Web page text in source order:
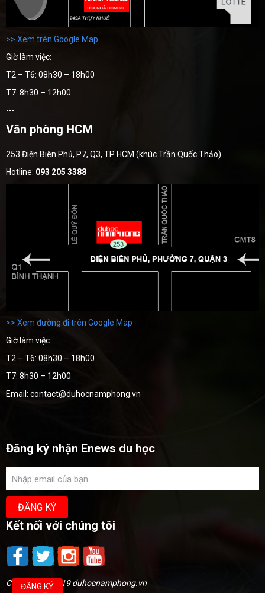
>> Xem trên Google Map
Giờ làm việc:
T2 – T6: 08h30 – 18h00
T7: 8h30 – 12h00
---
Văn phòng HCM
253 Điện Biên Phủ, P7, Q3, TP HCM (khúc Trần Quốc Thảo)
Hotline: 093 205 3388
>> Xem đường đi trên Google Map
Giờ làm việc:
T2 – T6: 08h30 – 18h00
T7: 8h30 – 12h00
Email: contact@duhocnamphong.vn
Đăng ký nhận Enews du học
Kết nối với chúng tôi
Copyright @2019 duhocnamphong.vn
ĐĂNG KÝ